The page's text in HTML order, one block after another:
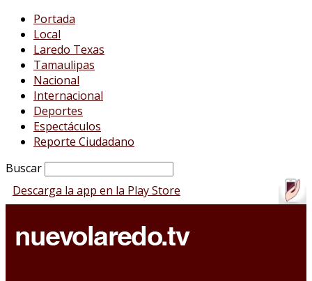
Portada
Local
Laredo Texas
Tamaulipas
Nacional
Internacional
Deportes
Espectáculos
Reporte Ciudadano
Buscar
Descarga la app en la Play Store